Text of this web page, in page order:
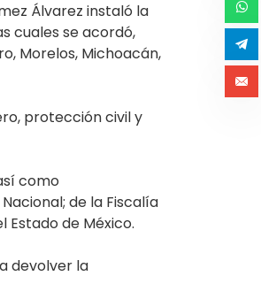
Álvarez instaló la
cuales se acordó,
Morelos, Michoacán,
protección civil y
como
de la Fiscalía
Estado de México.
devolver la